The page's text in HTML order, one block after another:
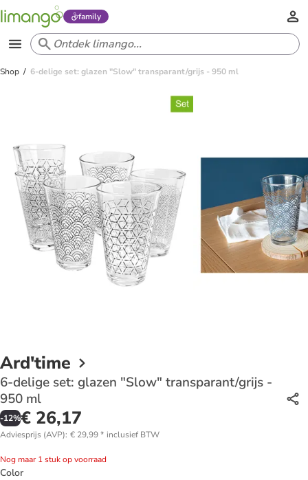
family
Shop 6-delige set: glazen "Slow" transparant/grijs - 950 ml
Ard'time
6-delige set: glazen "Slow" transparant/grijs -
950 ml
-12%€ 26,17
Adviesprijs (AVP): € 29,99* inclusief BTW
Nog maar 1 stuk op voorraad
Color